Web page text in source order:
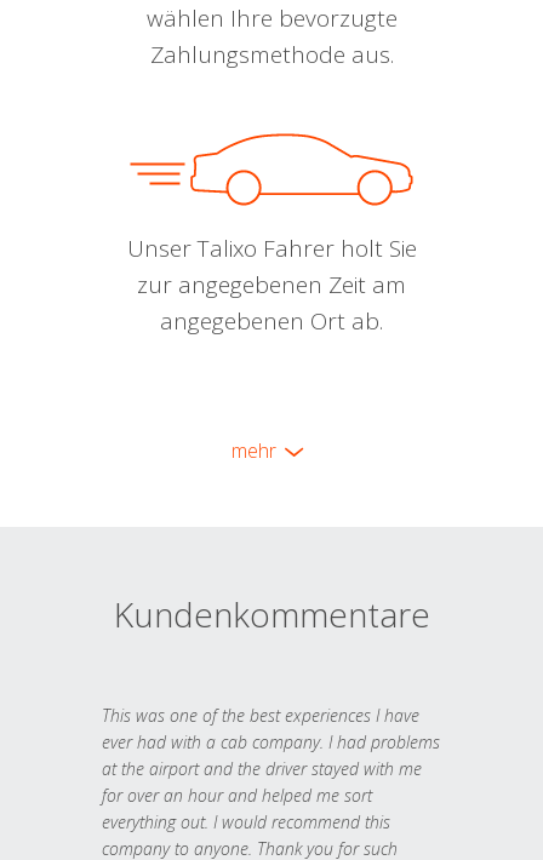
wählen Ihre bevorzugte
Zahlungsmethode aus.
Unser Talixo Fahrer holt Sie
zur angegebenen Zeit am
angegebenen Ort ab.
mehr
Kundenkommentare
This was one of the best experiences I have
ever had with a cab company. I had problems
at the airport and the driver stayed with me
for over an hour and helped me sort
everything out. I would recommend this
company to anyone. Thank you for such